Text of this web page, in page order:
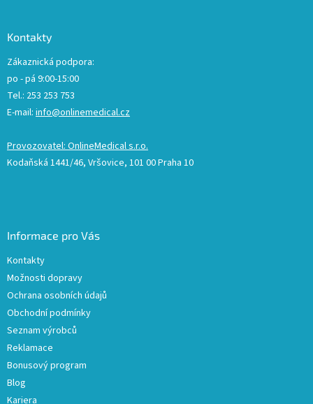
Kontakty
Zákaznická podpora:
po - pá 9:00-15:00
Tel.: 253 253 753
E-mail: info@onlinemedical.cz
Provozovatel: OnlineMedical s.r.o.
Kodaňská 1441/46, Vršovice, 101 00 Praha 10
Informace pro Vás
Kontakty
Možnosti dopravy
Ochrana osobních údajů
Obchodní podmínky
Seznam výrobců
Reklamace
Bonusový program
Blog
Kariera